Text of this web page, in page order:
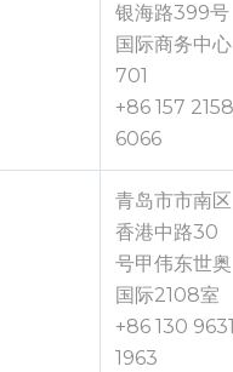
银海路399号
国际商务中心
701
+86 157 2158
6066
青岛市市南区
香港中路30
号甲伟东世奥
国际2108室
+86 130 9631
1963